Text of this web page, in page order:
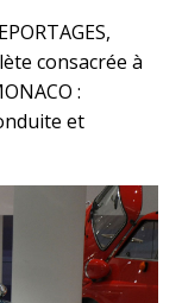
consacrée à
:
et